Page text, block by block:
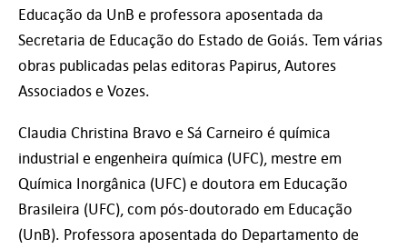
Educação da UnB e professora aposentada da
Secretaria de Educação do Estado de Goiás. Tem várias
obras publicadas pelas editoras Papirus, Autores
Associados e Vozes.
Claudia Christina Bravo e Sá Carneiro é química
industrial e engenheira química (UFC), mestre em
Química Inorgânica (UFC) e doutora em Educação
Brasileira (UFC), com pós-doutorado em Educação
(UnB). Professora aposentada do Departamento de